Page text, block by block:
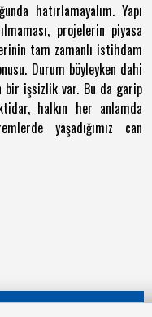
hatırlamayalım. Yapı
projelerin piyasa
tam zamanlı istihdam
Durum böyleyken dahi
bir işsizlik var. Bu da garip
halkın her anlamda
yaşadığımız can